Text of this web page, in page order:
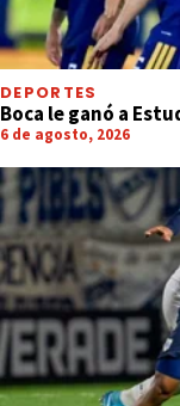
DEPORTES
Boca le ganó a
6 de agosto, 2026